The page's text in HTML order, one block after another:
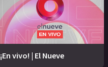
¡En vivo! | El Nueve